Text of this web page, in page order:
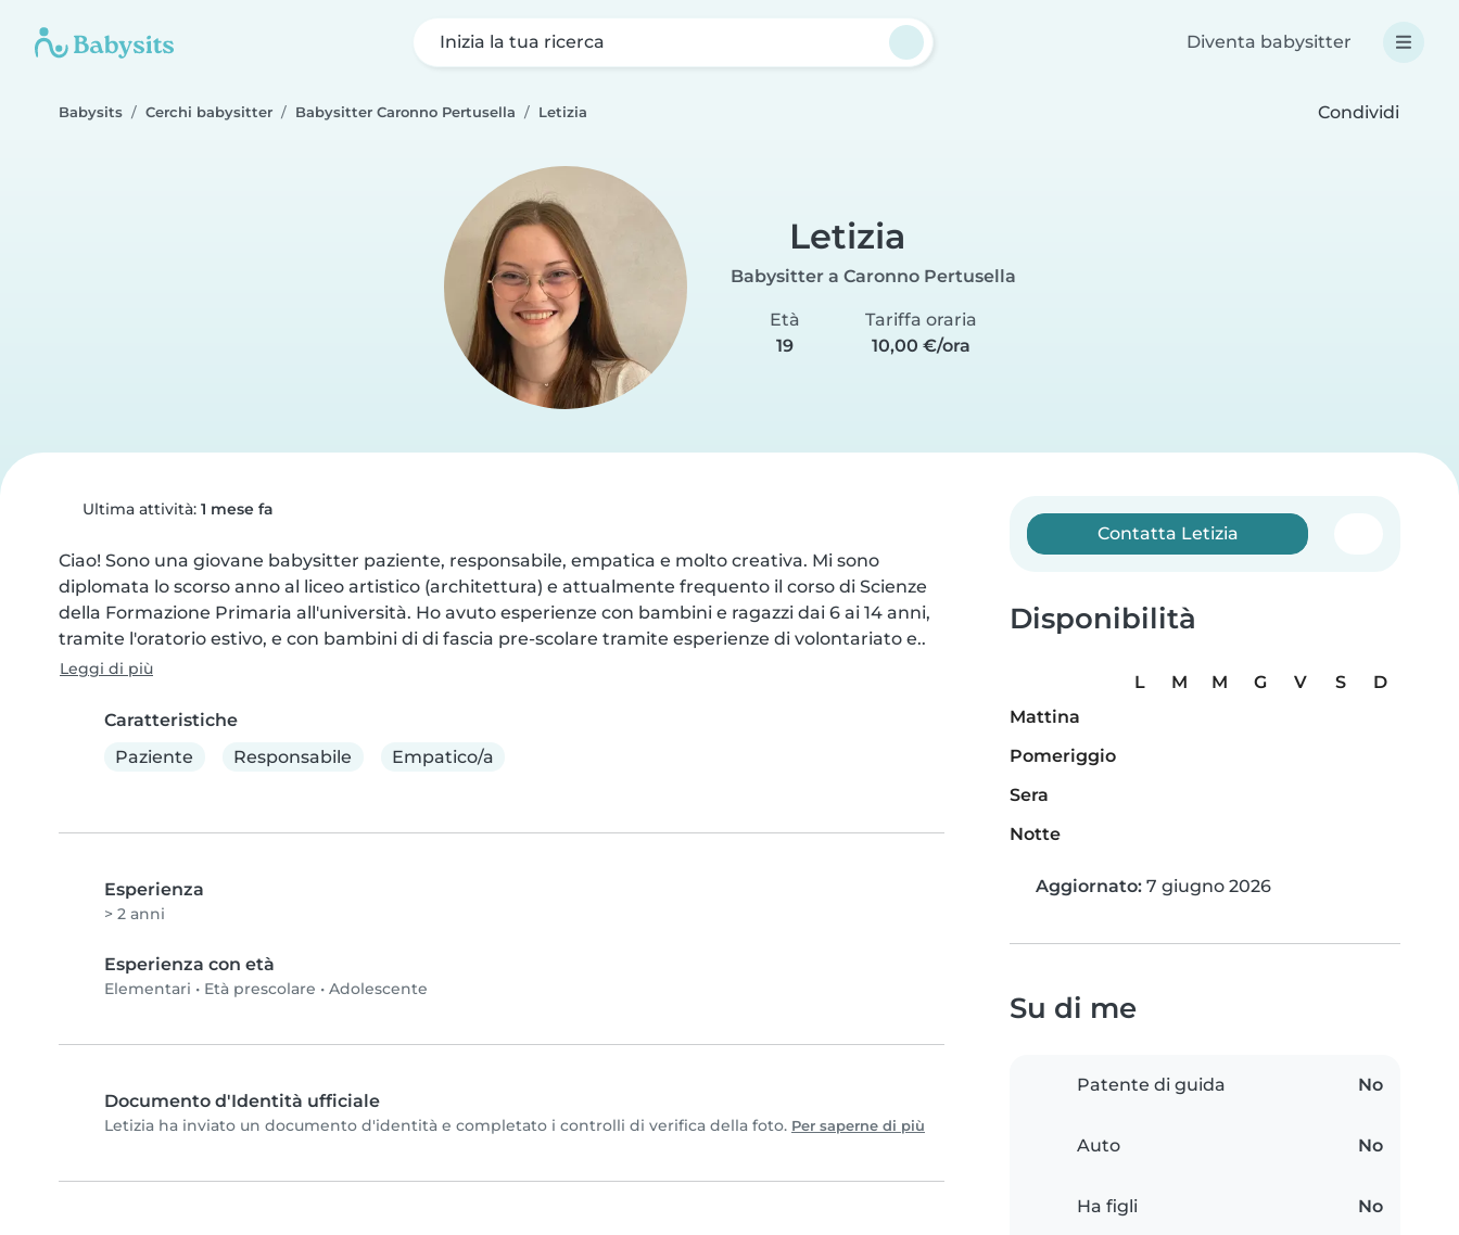
Inizia la tua ricerca Diventa babysitter
Babysits Cerchi babysitter Babysitter Caronno Pertusella Letizia Condividi
Letizia
Babysitter a Caronno Pertusella
Età
19
Tariffa oraria
10,00 €/ora
Ultima attività: 1 mese fa
Ciao! Sono una giovane babysitter paziente, responsabile, empatica e molto creativa. Mi sono
diplomata lo scorso anno al liceo artistico (architettura) e attualmente frequento il corso di Scienze
della Formazione Primaria all'università. Ho avuto esperienze con bambini e ragazzi dai 6 ai 14 anni,
tramite l'oratorio estivo, e con bambini di di fascia pre-scolare tramite esperienze di volontariato e..
Leggi di più
Caratteristiche
Paziente
Responsabile Empatico/a
Esperienza
> 2 anni
Esperienza con età
Elementari • Età prescolare • Adolescente
Documento d'Identità ufficiale
Letizia ha inviato un documento d'identità e completato i controlli di verifica della foto. Per saperne di più
Contatta Letizia
Disponibilità
L M M G V S
D
Mattina
Pomeriggio
Sera
Notte
Aggiornato: 7 giugno 2026
Su di me
Patente di guida No
Auto No
Ha figli No